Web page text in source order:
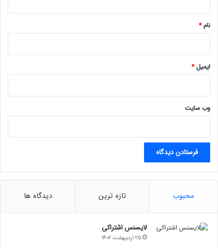
نام*
ایمیل*
وب‌ سایت
محبوب تازه ترین دیدگاه ها
لایسنس اشتراکی
25 اردیبهشت 1402